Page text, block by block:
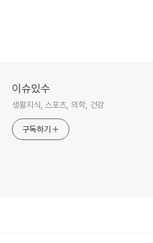
이슈있수
생활지식, 스포츠, 의학, 건강
구독하기